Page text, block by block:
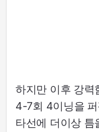
하지만 이후 강력
4-7회 4이닝을
타선에 더이상 틈